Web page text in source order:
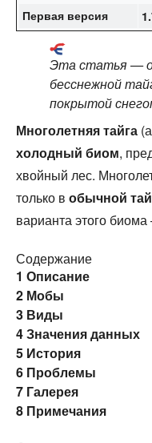
Первая версия
Эта статья — о
бесснежной
покрытой
Многолетняя тайга
холодный биом,
хвойный лес.
только в обычной
варианта этого
Содержание
1 Описание
2 Мобы
3 Виды
4Значения данных
5 История
6 Проблемы
7 Галерея
8 Примечания